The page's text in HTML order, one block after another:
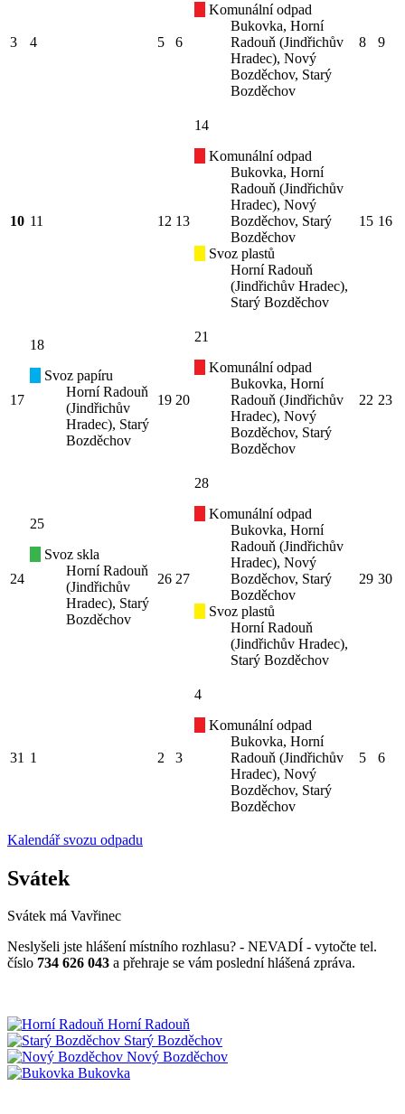
3 4 5 6
Komunální odpad
Bukovka, Horní
Radouň (Jindřichův
Hradec), Nový
Bozděchov, Starý
Bozděchov
8 9
10 11 12 13
14
Komunální odpad
Bukovka, Horní
Radouň (Jindřichův
Hradec), Nový
Bozděchov, Starý
Bozděchov
Svoz plastů
Horní Radouň
(Jindřichův Hradec),
Starý Bozděchov
15 16
17
18
Svoz papíru
Horní Radouň
(Jindřichův
Hradec), Starý
Bozděchov
19 20
21
Komunální odpad
Bukovka, Horní
Radouň (Jindřichův
Hradec), Nový
Bozděchov, Starý
Bozděchov
22 23
24
25
Svoz skla
Horní Radouň
(Jindřichův
Hradec), Starý
Bozděchov
26 27
28
Komunální odpad
Bukovka, Horní
Radouň (Jindřichův
Hradec), Nový
Bozděchov, Starý
Bozděchov
Svoz plastů
Horní Radouň
(Jindřichův Hradec),
Starý Bozděchov
29 30
31 1 2 3
4
Komunální odpad
Bukovka, Horní
Radouň (Jindřichův
Hradec), Nový
Bozděchov, Starý
Bozděchov
5 6
Kalendář svozu odpadu
Svátek
Svátek má Vavřinec
Neslyšeli jste hlášení místního rozhlasu? - NEVADÍ - vytočte tel.
číslo 734 626 043 a přehraje se vám poslední hlášená zpráva.
Horní Radouň
Starý Bozděchov
Nový Bozděchov
Bukovka